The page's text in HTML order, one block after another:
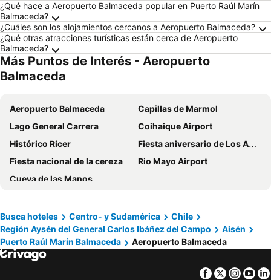
¿Qué hace a Aeropuerto Balmaceda popular en Puerto Raúl Marín
Balmaceda?
¿Cuáles son los alojamientos cercanos a Aeropuerto Balmaceda?
¿Qué otras atracciones turísticas están cerca de Aeropuerto
Balmaceda?
Más Puntos de Interés - Aeropuerto
Balmaceda
Aeropuerto Balmaceda
Capillas de Marmol
Lago General Carrera
Coihaique Airport
Histórico Ricer
Fiesta aniversario de Los Antiguos
Fiesta nacional de la cereza
Rio Mayo Airport
Cueva de las Manos
Busca hoteles Centro- y Sudamérica
Chile
Región Aysén del General Carlos Ibáñez del Campo
Aisén
Puerto Raúl Marín Balmaceda
Aeropuerto Balmaceda
Facebook
Twitter